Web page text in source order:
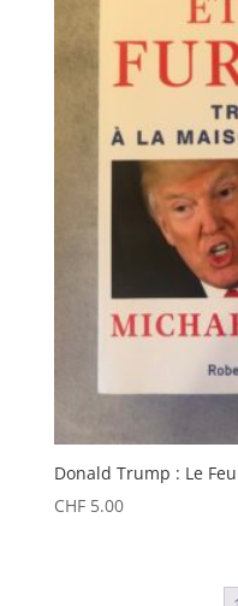
Donald Trump : Le
CHF5.00